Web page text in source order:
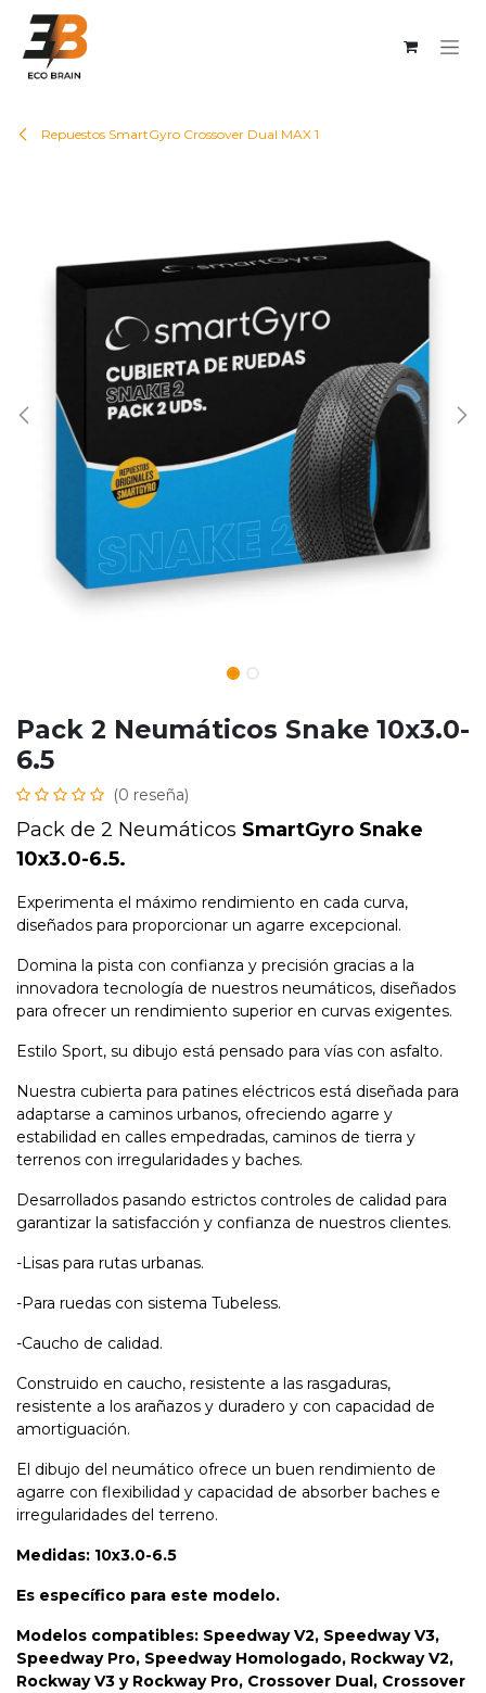
Repuestos SmartGyro Crossover Dual MAX 1
Pack 2 Neumáticos Snake 10x3.0-
6.5
(0 reseña)
Pack de 2 Neumáticos SmartGyro Snake
10x3.0-6.5.
Experimenta el máximo rendimiento en cada curva,
diseñados para proporcionar un agarre excepcional.
Domina la pista con confianza y precisión gracias a la
innovadora tecnología de nuestros neumáticos, diseñados
para ofrecer un rendimiento superior en curvas exigentes. ​
Estilo Sport, su dibujo está pensado para vías con asfalto.
Nuestra cubierta para patines eléctricos está diseñada para
adaptarse a caminos urbanos, ofreciendo agarre y
estabilidad en calles empedradas, caminos de tierra y
terrenos con irregularidades y baches.
Desarrollados pasando estrictos controles de calidad para
garantizar la satisfacción y confianza de nuestros clientes.
-Lisas para rutas urbanas.
-Para ruedas con sistema Tubeless.
-Caucho de calidad.
Construido en caucho, resistente a las rasgaduras,
resistente a los arañazos y duradero y con capacidad de
amortiguación.
El dibujo del neumático ofrece un buen rendimiento de
agarre con flexibilidad y capacidad de absorber baches e
irregularidades del terreno.
Medidas: 10x3.0-6.5
Es específico para este modelo.
Modelos compatibles: Speedway V2, Speedway V3,
Speedway Pro, Speedway Homologado, Rockway V2,
Rockway V3 y Rockway Pro, Crossover Dual, Crossover